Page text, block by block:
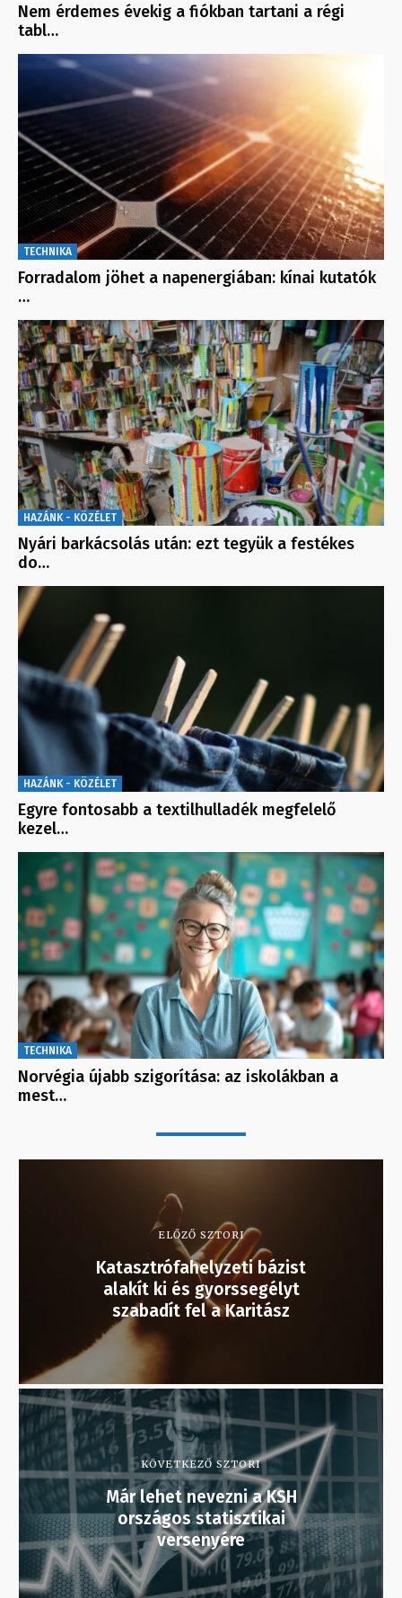
Nem érdemes évekig a fiókban tartani a régi
tabl…
TECHNIKA
Forradalom jöhet a napenergiában: kínai kutatók
…
HAZÁNK - KÖZÉLET
Nyári barkácsolás után: ezt tegyük a festékes
do…
HAZÁNK - KÖZÉLET
Egyre fontosabb a textilhulladék megfelelő
kezel…
TECHNIKA
Norvégia újabb szigorítása: az iskolákban a
mest…
ELŐZŐ SZTORI
Katasztrófahelyzeti bázist
alakít ki és gyorssegélyt
szabadít fel a Karitász
KÖVETKEZŐ SZTORI
Már lehet nevezni a KSH
országos statisztikai
versenyére